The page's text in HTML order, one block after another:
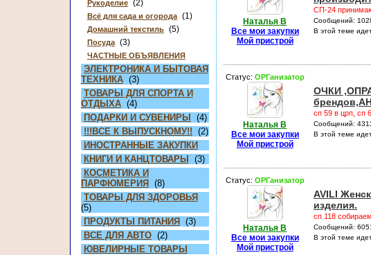
Наталья В
Все мои закупки
Мой пристрой
СП-24
Сообщений:
В этой теме идет
Статус: ОРГанизатор
Наталья В
Все мои закупки
Мой пристрой
ОЧКИ
сп 59 в црп, сп
Сообщений:
В этой теме идет
Статус: ОРГанизатор
Наталья В
Все мои закупки
Мой пристрой
AVILI
изделия.
сп 118 собираем
Сообщений:
В этой теме идет
Рукоделие (2)
Всё для сада и огорода (1)
Домашний текстиль (5)
Посуда (3)
ЧАСТНЫЕ ОБЪЯВЛЕНИЯ
ЭЛЕКТРОНИКА И БЫТОВАЯ
ТЕХНИКА (3)
ТОВАРЫ ДЛЯ СПОРТА И
ОТДЫХА (4)
ПОДАРКИ И СУВЕНИРЫ (4)
!!!ВСЕ К ВЫПУСКНОМУ!! (2)
ИНОСТРАННЫЕ ЗАКУПКИ
КНИГИ И КАНЦТОВАРЫ (3)
КОСМЕТИКА И
ПАРФЮМЕРИЯ (8)
ТОВАРЫ ДЛЯ ЗДОРОВЬЯ
(5)
ПРОДУКТЫ ПИТАНИЯ (3)
ВСЕ ДЛЯ АВТО (2)
ЮВЕЛИРНЫЕ ТОВАРЫ